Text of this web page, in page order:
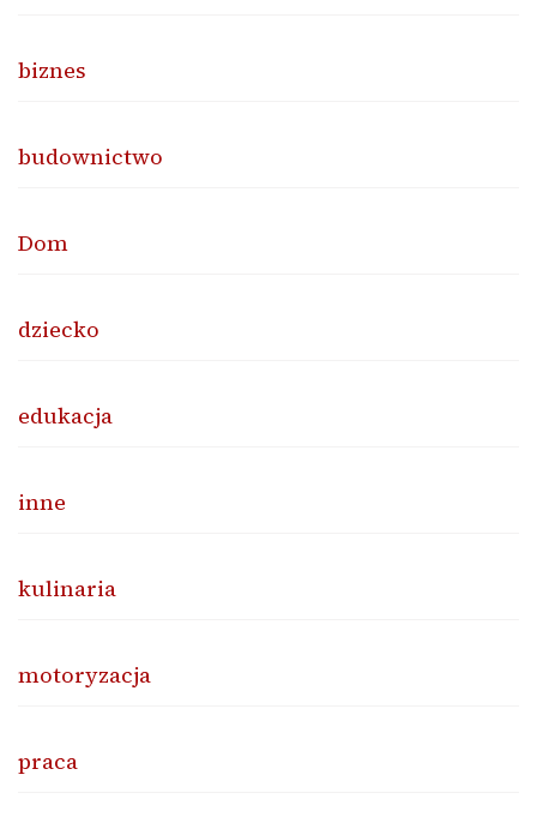
biznes
budownictwo
Dom
dziecko
edukacja
inne
kulinaria
motoryzacja
praca